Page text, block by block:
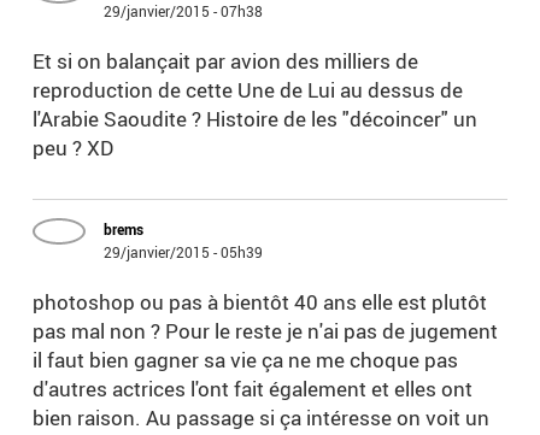
29/janvier/2015 - 07h38
Et si on balançait par avion des milliers de
reproduction de cette Une de Lui au dessus de
l'Arabie Saoudite ? Histoire de les "décoincer" un
peu ? XD
brems
29/janvier/2015 - 05h39
photoshop ou pas à bientôt 40 ans elle est plutôt
pas mal non ? Pour le reste je n'ai pas de jugement
il faut bien gagner sa vie ça ne me choque pas
d'autres actrices l'ont fait également et elles ont
bien raison. Au passage si ça intéresse on voit un